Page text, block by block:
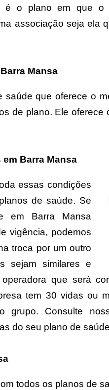
é o plano em que o
associação seja ela
Mansa
que oferece o
de plano. Ele oferece
Barra Mansa
essas condições
de saúde. Se
em Barra Mansa
vigência, podemos
troca por um outro
sejam similares e
que será
tem 30 vidas ou
grupo. Consulte
do seu plano de
todos os planos de